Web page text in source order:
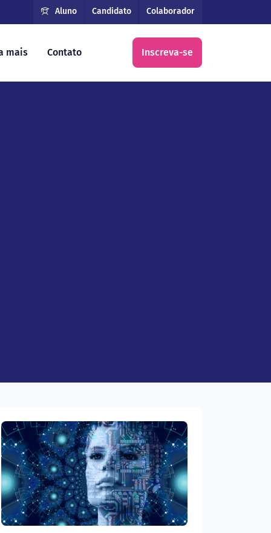
Aluno Candidato Colaborador
mais Contato Inscreva-se